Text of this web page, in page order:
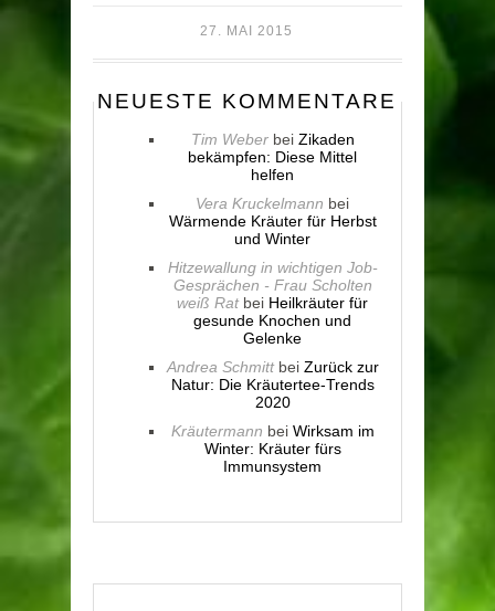
27. MAI 2015
NEUESTE KOMMENTARE
Tim Weberbei Zikaden
bekämpfen: Diese Mittel
helfen
Vera Kruckelmann bei
Wärmende Kräuter für Herbst
und Winter
Hitzewallung in wichtigen Job-
Gesprächen - Frau Scholten
weiß Ratbei Heilkräuter für
gesunde Knochen und
Gelenke
Andrea Schmittbei Zurück zur
Natur: Die Kräutertee-Trends
2020
Kräutermann bei Wirksam im
Winter: Kräuter fürs
Immunsystem